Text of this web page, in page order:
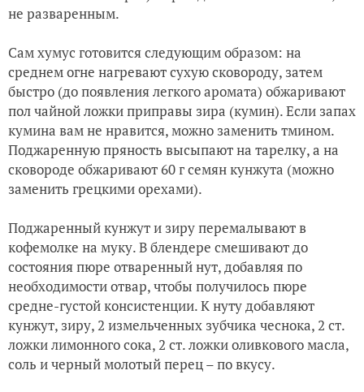
не разваренным.
Сам хумус готовится следующим образом: на
среднем огне нагревают сухую сковороду, затем
быстро (до появления легкого аромата) обжаривают
пол чайной ложки приправы зира (кумин). Если запах
кумина вам не нравится, можно заменить тмином.
Поджаренную пряность высыпают на тарелку, а на
сковороде обжаривают 60 г семян кунжута (можно
заменить грецкими орехами).
Поджаренный кунжут и зиру перемалывают в
кофемолке на муку. В блендере смешивают до
состояния пюре отваренный нут, добавляя по
необходимости отвар, чтобы получилось пюре
средне-густой консистенции. К нуту добавляют
кунжут, зиру, 2 измельченных зубчика чеснока, 2 ст.
ложки лимонного сока, 2 ст. ложки оливкового масла,
соль и черный молотый перец – по вкусу.